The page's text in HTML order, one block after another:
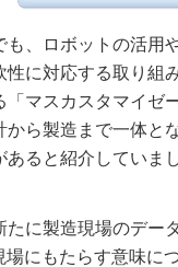
、ロボットの活用
性に対応する取り組
「マスカスタマイゼ
から製造まで一体と
ると紹介していま
に製造現場のデー
場にもたらす意味に